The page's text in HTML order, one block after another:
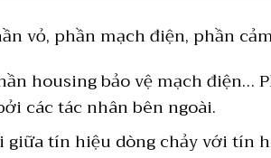
vỏ, phần mạch điện, phần
housing bảo vệ mạch điện…
các tác nhân bên ngoài.
giữa tín hiệu dòng chảy với tín